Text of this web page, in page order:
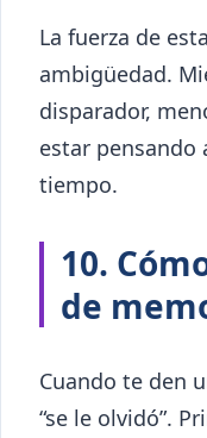
La fuerza de
ambigüedad.
disparador,
estar pensando
tiempo.
10.
de
Cuando te den
“se le olvidó”.